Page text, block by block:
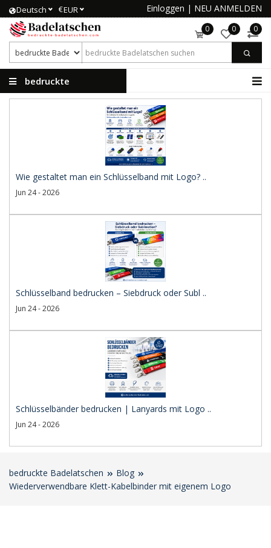
Deutsch €EUR Einloggen | NEU ANMELDEN
0 0 0
bedruckte
Wie gestaltet man ein Schlüsselband mit Logo? ..
Jun 24 - 2026
Schlüsselband bedrucken – Siebdruck oder Subl ..
Jun 24 - 2026
Schlüsselbänder bedrucken | Lanyards mit Logo ..
Jun 24 - 2026
bedruckte Badelatschen
Blog
Wiederverwendbare Klett-Kabelbinder mit eigenem Logo